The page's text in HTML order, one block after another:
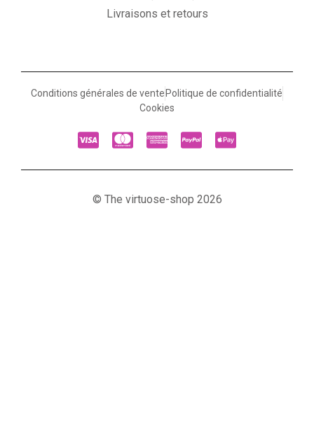
Livraisons et retours
Conditions générales de vente Politique de confidentialité
Cookies
© The virtuose-shop 2026